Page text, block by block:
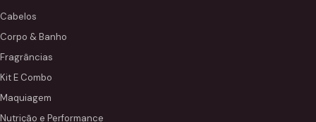
Cabelos
Corpo & Banho
Fragrâncias
Kit E Combo
Maquiagem
Nutrição e Performance